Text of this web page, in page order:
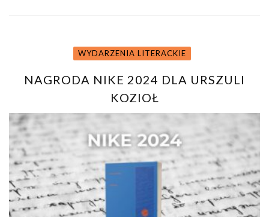
WYDARZENIA LITERACKIE
NAGRODA NIKE 2024 DLA URSZULI
KOZIOŁ